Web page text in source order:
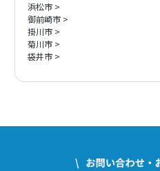
浜松市
御前崎市
掛川市
菊川市
袋井市